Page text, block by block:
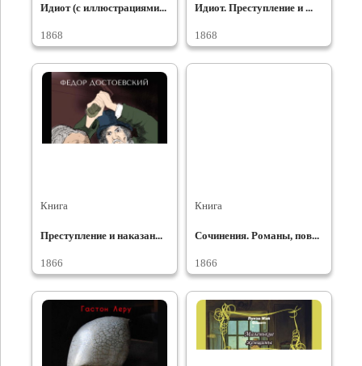
Идиот (с иллюстрациями...
1868
Идиот. Преступление и ...
1868
Книга
Преступление и наказан...
1866
Книга
Сочинения. Романы, пов...
1866